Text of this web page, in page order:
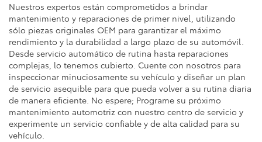
Nuestros expertos están comprometidos a brindar
mantenimiento y reparaciones de primer nivel, utilizando
sólo piezas originales OEM para garantizar el máximo
rendimiento y la durabilidad a largo plazo de su automóvil.
Desde servicio automático de rutina hasta reparaciones
complejas, lo tenemos cubierto. Cuente con nosotros para
inspeccionar minuciosamente su vehículo y diseñar un plan
de servicio asequible para que pueda volver a su rutina diaria
de manera eficiente. No espere; Programe su próximo
mantenimiento automotriz con nuestro centro de servicio y
experimente un servicio confiable y de alta calidad para su
vehículo.